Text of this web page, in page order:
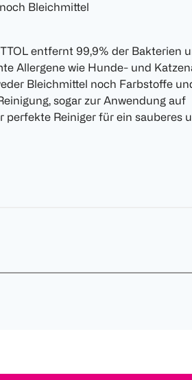
Bleichmittel
entfernt 99,9% der Bakterien
Allergene wie Hunde- und
Bleichmittel noch Farbstoffe
sogar zur Anwendung auf
Reiniger für ein sauberes